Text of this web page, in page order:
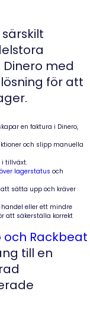
med
för att
en faktura i Dinero,
och slipp manuella
i tillväxt.
lagerstatus och
sätta upp och kräver
eller ett mindre
att säkerställa korrekt
Rackbeat
till en